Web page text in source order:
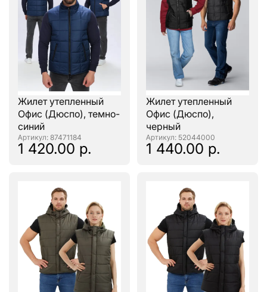
Жилет утепленный
Офис (Дюспо), темно-
синий
: 87471184
1 420.00 р.
Жилет утепленный
Офис (Дюспо),
черный
: 52044000
1 440.00 р.